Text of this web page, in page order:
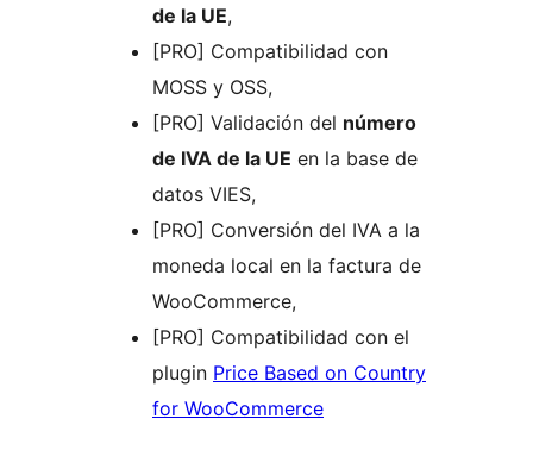
de la UE,
[PRO] Compatibilidad con
MOSS y OSS,
[PRO] Validación del número
de IVA de la UE en la base de
datos VIES,
[PRO] Conversión del IVA a la
moneda local en la factura de
WooCommerce,
[PRO] Compatibilidad con el
plugin Price Based on Country
for WooCommerce